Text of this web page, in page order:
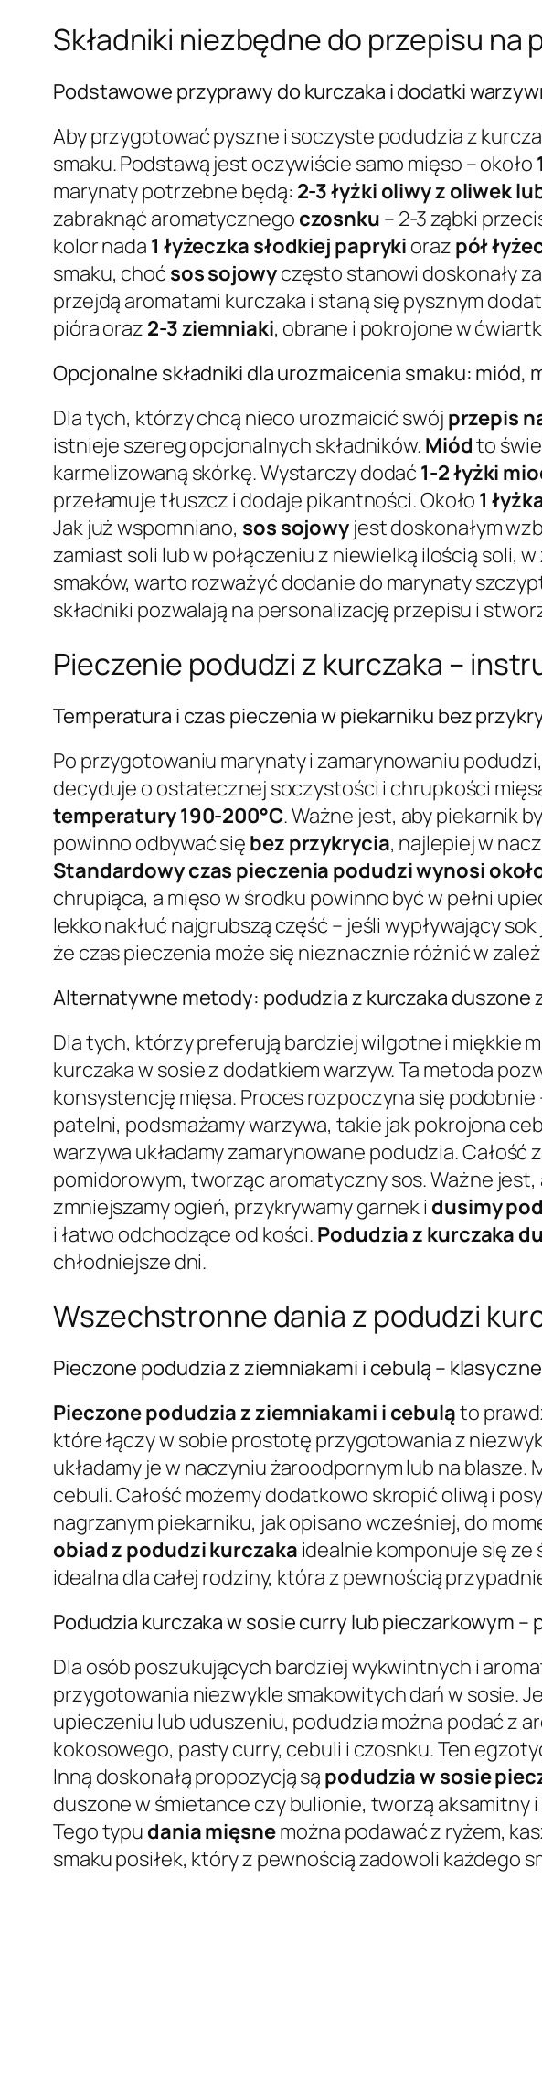
Składniki niezbędne do przepisu na
Podstawowe przyprawy do kurczaka i dodatki
Aby przygotować pyszne i soczyste podudzia z
smaku. Podstawą jest oczywiście samo mięso – około
marynaty potrzebne będą: 2-3 łyżki oliwy z oliwek
zabraknąć aromatycznego czosnku – 2-3 ząbki
kolor nada 1 łyżeczka słodkiej papryki oraz pół
smaku, choć sos sojowyczęsto stanowi doskonały
przejdą aromatami kurczaka i staną się pysznym
pióra oraz 2-3 ziemniaki, obrane i pokrojone w
Opcjonalne składniki dla urozmaicenia smaku: miód,
Dla tych, którzy chcą nieco urozmaicić swój przepis
istnieje szereg opcjonalnych składników. Miódto
karmelizowaną skórkę. Wystarczy dodać 1-2 łyżki
przełamuje tłuszcz i dodaje pikantności. Około 1
Jak już wspomniano, sos sojowy jest doskonałym
zamiast soli lub w połączeniu z niewielką ilością soli,
smaków, warto rozważyć dodanie do marynaty
składniki pozwalają na personalizację przepisu i
Pieczenie podudzi z kurczaka –
Temperatura i czas pieczenia w piekarniku bez
Po przygotowaniu marynaty i zamarynowaniu
decyduje o ostatecznej soczystości i chrupkości
temperatury 190-200°C. Ważne jest, aby piekarnik
powinno odbywać się bez przykrycia, najlepiej w
Standardowy czas pieczenia podudzi wynosi
chrupiąca, a mięso w środku powinno być w pełni
lekko nakłuć najgrubszą część – jeśli wypływający
że czas pieczenia może się nieznacznie różnić w
Alternatywne metody: podudzia z kurczaka duszone
Dla tych, którzy preferują bardziej wilgotne i miękkie
kurczaka w sosie z dodatkiem warzyw. Ta metoda
konsystencję mięsa. Proces rozpoczyna się
patelni, podsmażamy warzywa, takie jak pokrojona
warzywa układamy zamarynowane podudzia.
pomidorowym, tworząc aromatyczny sos. Ważne jest,
zmniejszamy ogień, przykrywamy garnek i dusimy
i łatwo odchodzące od kości. Podudzia z kurczaka
chłodniejsze dni.
Wszechstronne dania z podudzi
Pieczone podudzia z ziemniakami i cebulą –
Pieczone podudzia z ziemniakami i cebuląto
które łączy w sobie prostotę przygotowania z
układamy je w naczyniu żaroodpornym lub na
cebuli. Całość możemy dodatkowo skropić oliwą i
nagrzanym piekarniku, jak opisano wcześniej, do
obiad z podudzi kurczaka idealnie komponuje się
idealna dla całej rodziny, która z pewnością
Podudzia kurczaka w sosie curry lub pieczarkowym
Dla osób poszukujących bardziej wykwintnych i
przygotowania niezwykle smakowitych dań w sosie.
upieczeniu lub uduszeniu, podudzia można podać z
kokosowego, pasty curry, cebuli i czosnku. Ten
Inną doskonałą propozycją są podudzia w sosie
duszone w śmietance czy bulionie, tworzą
Tego typu dania mięsnemożna podawać z ryżem,
smaku posiłek, który z pewnością zadowoli każdego